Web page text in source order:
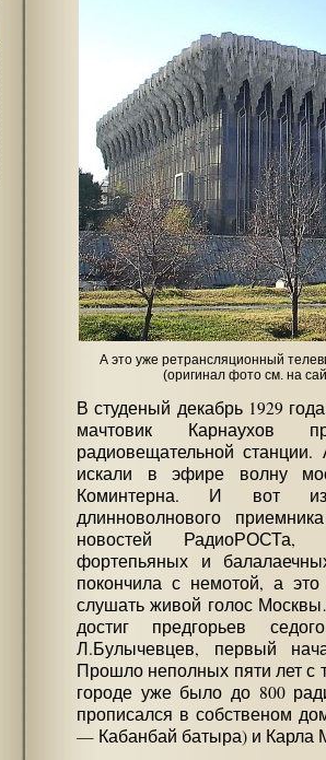
А это уже ретрансляционный
(оригинал фото см. на
В студеный декабрь 1929
мачтовик Карнаухов
радиовещательной станции.
искали в эфире волну
Коминтерна. И вот из
длинноволнового
новостей РадиоРОСТа,
фортепьяных и
покончила с немотой, а
слушать живой голос
достиг предгорьев
Л.Булычевцев, первый
Прошло неполных пяти лет с
городе уже было до 800
прописался в собственом
— Кабанбай батыра) и Карла